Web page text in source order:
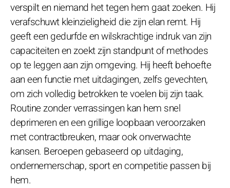
verspilt en niemand het tegen hem gaat zoeken. Hij
verafschuwt kleinzieligheid die zijn elan remt. Hij
geeft een gedurfde en wilskrachtige indruk van zijn
capaciteiten en zoekt zijn standpunt of methodes
op te leggen aan zijn omgeving. Hij heeft behoefte
aan een functie met uitdagingen, zelfs gevechten,
om zich volledig betrokken te voelen bij zijn taak.
Routine zonder verrassingen kan hem snel
deprimeren en een grillige loopbaan veroorzaken
met contractbreuken, maar ook onverwachte
kansen. Beroepen gebaseerd op uitdaging,
ondernemerschap, sport en competitie passen bij
hem.